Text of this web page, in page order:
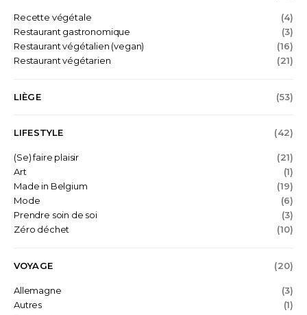
Recette végétale
(4)
Restaurant gastronomique
(3)
Restaurant végétalien (vegan)
(16)
Restaurant végétarien
(21)
LIÈGE (53)
LIFESTYLE (42)
(Se) faire plaisir
(21)
Art
(1)
Made in Belgium
(19)
Mode
(6)
Prendre soin de soi
(3)
Zéro déchet
(10)
VOYAGE (20)
Allemagne
(3)
Autres
(1)